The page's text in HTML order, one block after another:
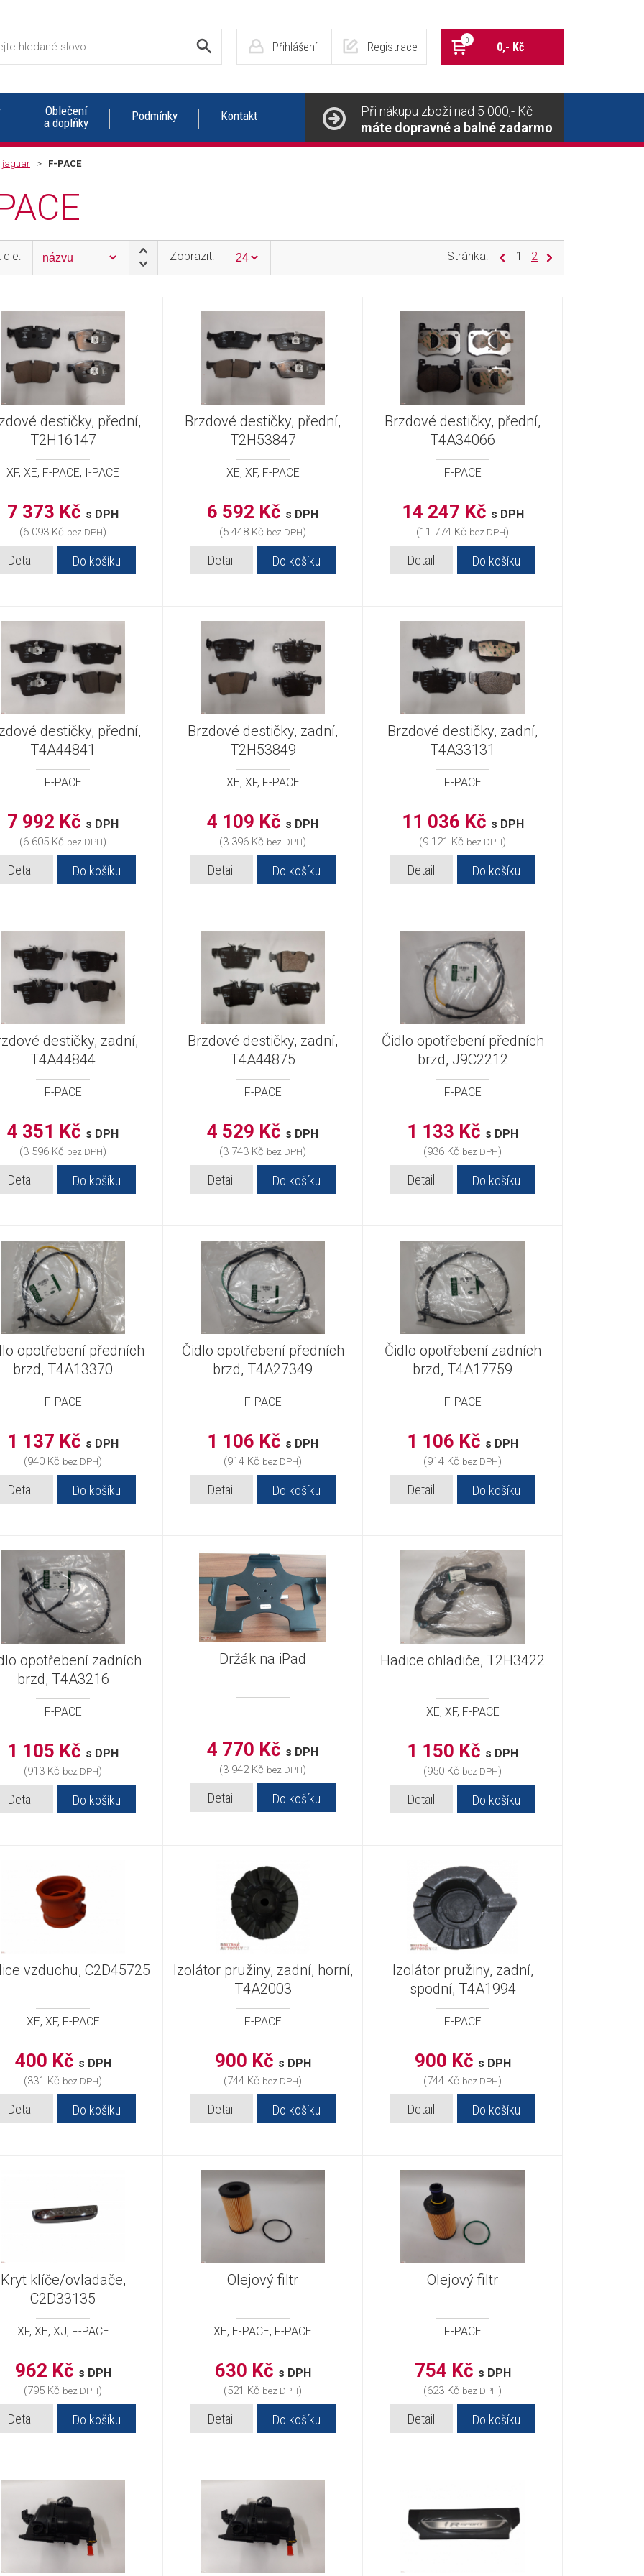
Přihlášení Registrace 0 0,- Kč
Při nákupu zboží nad 5 000,- Kč
máte dopravné a balné zadarmo
Oblečení
a doplňky
Podmínky Kontakt
jaguar > F-PACE
dle: Zobrazit: Stránka: 1 2
destičky, přední,
T2H16147
XF, XE, F-PACE, I-PACE
7 373 Kč s DPH
(6 093 Kč bez DPH)
Detail Do košíku
Brzdové destičky, přední,
T2H53847
XE, XF, F-PACE
6 592 Kč s DPH
(5 448 Kč bez DPH)
Detail Do košíku
Brzdové destičky, přední,
T4A34066
F-PACE
14 247 Kč s DPH
(11 774 Kč bez DPH)
Detail Do košíku
destičky, přední,
T4A44841
F-PACE
7 992 Kč s DPH
(6 605 Kč bez DPH)
Detail Do košíku
Brzdové destičky, zadní,
T2H53849
XE, XF, F-PACE
4 109 Kč s DPH
(3 396 Kč bez DPH)
Detail Do košíku
Brzdové destičky, zadní,
T4A33131
F-PACE
11 036 Kč s DPH
(9 121 Kč bez DPH)
Detail Do košíku
destičky, zadní,
T4A44844
F-PACE
4 351 Kč s DPH
(3 596 Kč bez DPH)
Detail Do košíku
Brzdové destičky, zadní,
T4A44875
F-PACE
4 529 Kč s DPH
(3 743 Kč bez DPH)
Detail Do košíku
Čidlo opotřebení předních
brzd, J9C2212
F-PACE
1 133 Kč s DPH
(936 Kč bez DPH)
Detail Do košíku
opotřebení předních
brzd, T4A13370
F-PACE
1 137 Kč s DPH
(940 Kč bez DPH)
Detail Do košíku
Čidlo opotřebení předních
brzd, T4A27349
F-PACE
1 106 Kč s DPH
(914 Kč bez DPH)
Detail Do košíku
Čidlo opotřebení zadních
brzd, T4A17759
F-PACE
1 106 Kč s DPH
(914 Kč bez DPH)
Detail Do košíku
opotřebení zadních
brzd, T4A3216
F-PACE
1 105 Kč s DPH
(913 Kč bez DPH)
Detail Do košíku
Držák na iPad
4 770 Kč s DPH
(3 942 Kč bez DPH)
Detail Do košíku
Hadice chladiče, T2H3422
XE, XF, F-PACE
1 150 Kč s DPH
(950 Kč bez DPH)
Detail Do košíku
vzduchu, C2D45725
XE, XF, F-PACE
400 Kč s DPH
(331 Kč bez DPH)
Detail Do košíku
Izolátor pružiny, zadní, horní,
T4A2003
F-PACE
900 Kč s DPH
(744 Kč bez DPH)
Detail Do košíku
Izolátor pružiny, zadní,
spodní, T4A1994
F-PACE
900 Kč s DPH
(744 Kč bez DPH)
Detail Do košíku
Kryt klíče/ovladače,
C2D33135
XF, XE, XJ, F-PACE
962 Kč s DPH
(795 Kč bez DPH)
Detail Do košíku
Olejový filtr
XE, E-PACE, F-PACE
630 Kč s DPH
(521 Kč bez DPH)
Detail Do košíku
Olejový filtr
F-PACE
754 Kč s DPH
(623 Kč bez DPH)
Detail Do košíku